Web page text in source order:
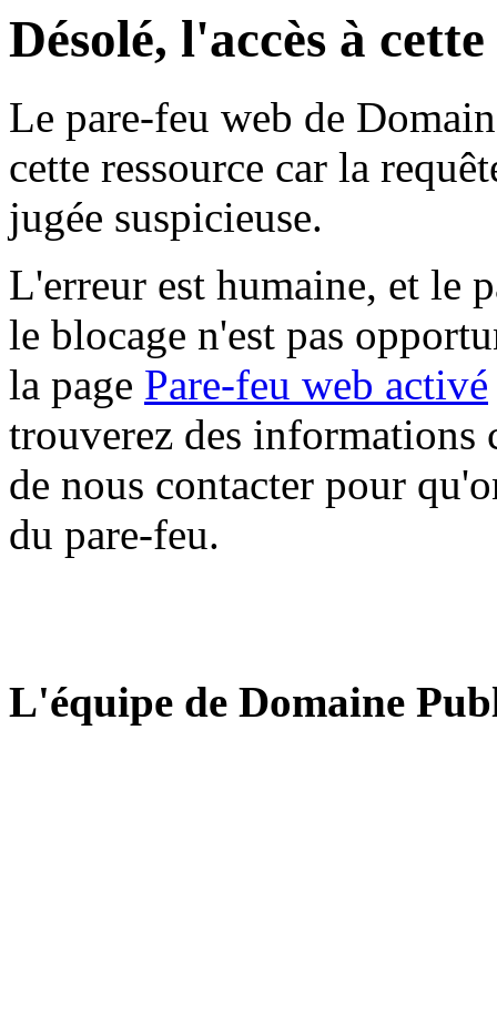
Désolé, l'accès à
Le pare-feu web de
cette ressource car la
jugée suspicieuse.
L'erreur est humaine, et le
le blocage n'est pas
la page Pare-feu web activé
trouverez des informations
de nous contacter pour
du pare-feu.
L'équipe de Domaine